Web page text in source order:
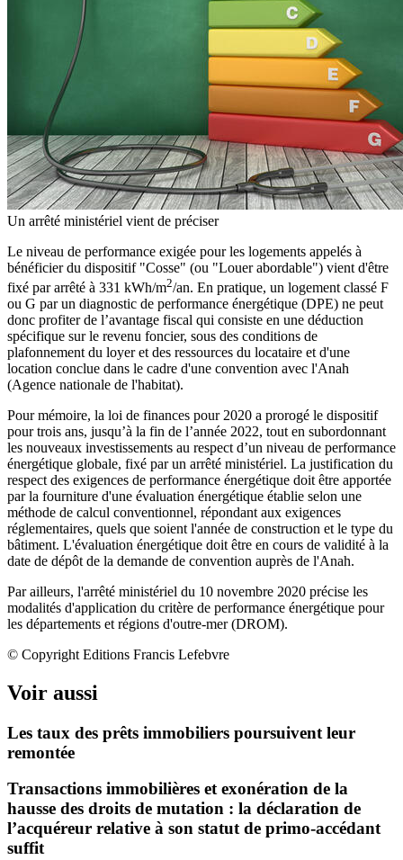
Un arrêté ministériel vient de préciser
Le niveau de performance exigée pour les logements appelés à
bénéficier du dispositif "Cosse" (ou "Louer abordable") vient d'être
fixé par arrêté à 331 kWh/m2/an. En pratique, un logement classé F
ou G par un diagnostic de performance énergétique (DPE) ne peut
donc profiter de l’avantage fiscal qui consiste en une déduction
spécifique sur le revenu foncier, sous des conditions de
plafonnement du loyer et des ressources du locataire et d'une
location conclue dans le cadre d'une convention avec l'Anah
(Agence nationale de l'habitat).
Pour mémoire, la loi de finances pour 2020 a prorogé le dispositif
pour trois ans, jusqu’à la fin de l’année 2022, tout en subordonnant
les nouveaux investissements au respect d’un niveau de performance
énergétique globale, fixé par un arrêté ministériel. La justification du
respect des exigences de performance énergétique doit être apportée
par la fourniture d'une évaluation énergétique établie selon une
méthode de calcul conventionnel, répondant aux exigences
réglementaires, quels que soient l'année de construction et le type du
bâtiment. L'évaluation énergétique doit être en cours de validité à la
date de dépôt de la demande de convention auprès de l'Anah.
Par ailleurs, l'arrêté ministériel du 10 novembre 2020 précise les
modalités d'application du critère de performance énergétique pour
les départements et régions d'outre-mer (DROM).
© Copyright Editions Francis Lefebvre
Voir aussi
Les taux des prêts immobiliers poursuivent leur
remontée
Transactions immobilières et exonération de la
hausse des droits de mutation : la déclaration de
l’acquéreur relative à son statut de primo-accédant
suffit